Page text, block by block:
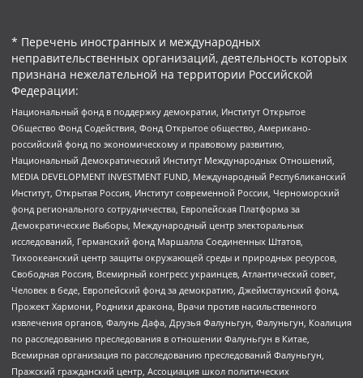
* Перечень иностранных и международных
неправительственных организаций, деятельность которых
признана нежелательной на территории Российской
Федерации:
Национальный фонд в поддержку демократии, Институт Открытое
Общество Фонд Содействия, Фонд Открытое общество, Американо-
российский фонд по экономическому и правовому развитию,
Национальный Демократический Институт Международных Отношений,
MEDIA DEVELOPMENT INVESTMENT FUND, Международный Республиканский
Институт, Открытая Россия, Институт современной России, Черноморский
фонд регионального сотрудничества, Европейская Платформа за
Демократические Выборы, Международный центр электоральных
исследований, Германский фонд Маршалла Соединенных Штатов,
Тихоокеанский центр защиты окружающей среды и природных ресурсов,
Свободная Россия, Всемирный конгресс украинцев, Атлантический совет,
Человек в беде, Европейский фонд за демократию, Джеймстаунский фонд,
Прожект Хармони, Родники дракона, Врачи против насильственного
извлечения органов, Фалунь Дафа, Друзья Фалуньгун, Фалуньгун, Коалиция
по расследованию преследования в отношении Фалуньгун в Китае,
Всемирная организация по расследованию преследований Фалуньгун,
Пражский гражданский центр, Ассоциация школ политических